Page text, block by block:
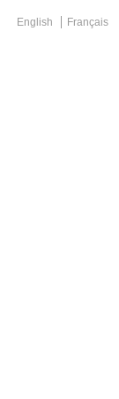
English Français